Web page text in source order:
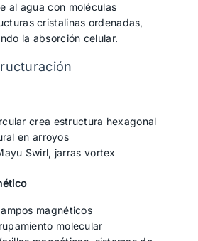
al agua con moléculas
cristalinas ordenadas,
la absorción celular.
crea estructura hexagonal
en arroyos
Swirl, jarras vortex
magnéticos
molecular